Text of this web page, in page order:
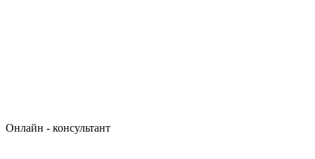
Онлайн - консультант